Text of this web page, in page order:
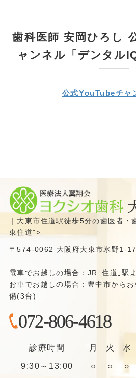
歯科医師 安岡ひろし
ャンネル 「デンタル
公式YouTubeチャ
｜大東市住道駅徒歩5分の歯医者・
東住道">
〒574-0062 大阪府大東市氷野1-
電車でお越しの場合：JR｢住道｣駅
お車でお越しの場合：豊中市から
備(3台)
072-806-4618
診療時間 月 火 水
9:30～13:00 ○ ○ ○